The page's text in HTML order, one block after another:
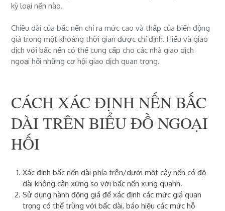
kỳ loại nến nào.
Chiều dài của bấc nến chỉ ra mức cao và thấp của biến động
giá trong một khoảng thời gian được chỉ định. Hiểu và giao
dịch với bấc nến có thể cung cấp cho các nhà giao dịch
ngoại hối những cơ hội giao dịch quan trọng.
CÁCH XÁC ĐỊNH NẾN BẤC
DÀI TRÊN BIỂU ĐỒ NGOẠI
HỐI
Xác định bấc nến dài phía trên/dưới một cây nến có độ
dài không cân xứng so với bấc nến xung quanh.
Sử dụng hành động giá để xác định các mức giá quan
trọng có thể trùng với bấc dài, báo hiệu các mức hỗ